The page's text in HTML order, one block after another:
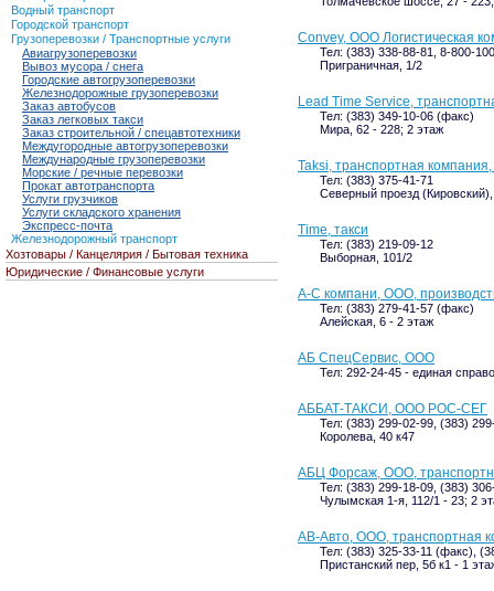
Convey, ООО Логистическая
Тел: (383) 338-88-81, 8-800-
Приграничная, 1/2
Lead Time Service,
Тел: (383) 349-10-06 (факс)
Мира, 62 - 228; 2 этаж
Taksi, транспортная
Тел: (383) 375-41-71
Северный проезд
Time, такси
Тел: (383) 219-09-12
Выборная, 101/2
А-С компани, ООО,
Тел: (383) 279-41-57 (факс)
Алейская, 6 - 2 этаж
АБ СпецСервис, ООО
Тел: 292-24-45 - единая
АББАТ-ТАКСИ, ООО РОС-СЕГ
Тел: (383) 299-02-99, (383)
Королева, 40 к47
АБЦ Форсаж, ООО,
Тел: (383) 299-18-09, (383)
Чулымская 1-я, 112/1 - 23; 2
АВ-Авто, ООО, транспортная
Тел: (383) 325-33-11 (факс),
Пристанский пер, 5б к1 - 1
Водный транспорт
Городской транспорт
Грузоперевозки / Транспортные услуги
Авиагрузоперевозки
Вывоз мусора / снега
Городские автогрузоперевозки
Железнодорожные грузоперевозки
Заказ автобусов
Заказ легковых такси
Заказ строительной / спецавтотехники
Междугородные автогрузоперевозки
Международные грузоперевозки
Морские / речные перевозки
Прокат автотранспорта
Услуги грузчиков
Услуги складского хранения
Экспресс-почта
Железнодорожный транспорт
Хозтовары / Канцелярия / Бытовая техника
Юридические / Финансовые услуги